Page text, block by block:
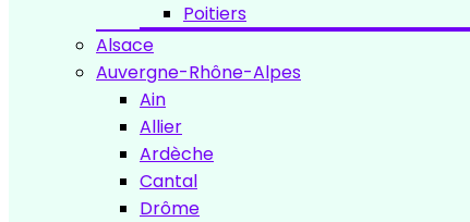
Poitiers
Alsace
Auvergne-Rhône-Alpes
Ain
Allier
Ardèche
Cantal
Drôme